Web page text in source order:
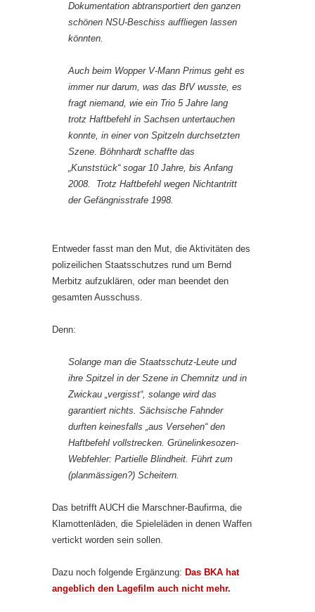
Dokumentation abtransportiert den ganzen
schönen NSU-Beschiss auffliegen lassen
könnten.
Auch beim Wopper V-Mann Primus geht es
immer nur darum, was das BfV wusste, es
fragt niemand, wie ein Trio 5 Jahre lang
trotz Haftbefehl in Sachsen untertauchen
konnte, in einer von Spitzeln durchsetzten
Szene. Böhnhardt schaffte das
„Kunststück“ sogar 10 Jahre, bis Anfang
2008. Trotz Haftbefehl wegen Nichtantritt
der Gefängnisstrafe 1998.
Entweder fasst man den Mut, die Aktivitäten des
polizeilichen Staatsschutzes rund um Bernd
Merbitz aufzuklären, oder man beendet den
gesamten Ausschuss.
Denn:
Solange man die Staatsschutz-Leute und
ihre Spitzel in der Szene in Chemnitz und in
Zwickau „vergisst“, solange wird das
garantiert nichts. Sächsische Fahnder
durften keinesfalls „aus Versehen“ den
Haftbefehl vollstrecken. Grünelinkesozen-
Webfehler: Partielle Blindheit. Führt zum
(planmässigen?) Scheitern.
Das betrifft AUCH die Marschner-Baufirma, die
Klamottenläden, die Spieleläden in denen Waffen
vertickt worden sein sollen.
Dazu noch folgende Ergänzung: Das BKA hat
angeblich den Lagefilm auch nicht mehr.